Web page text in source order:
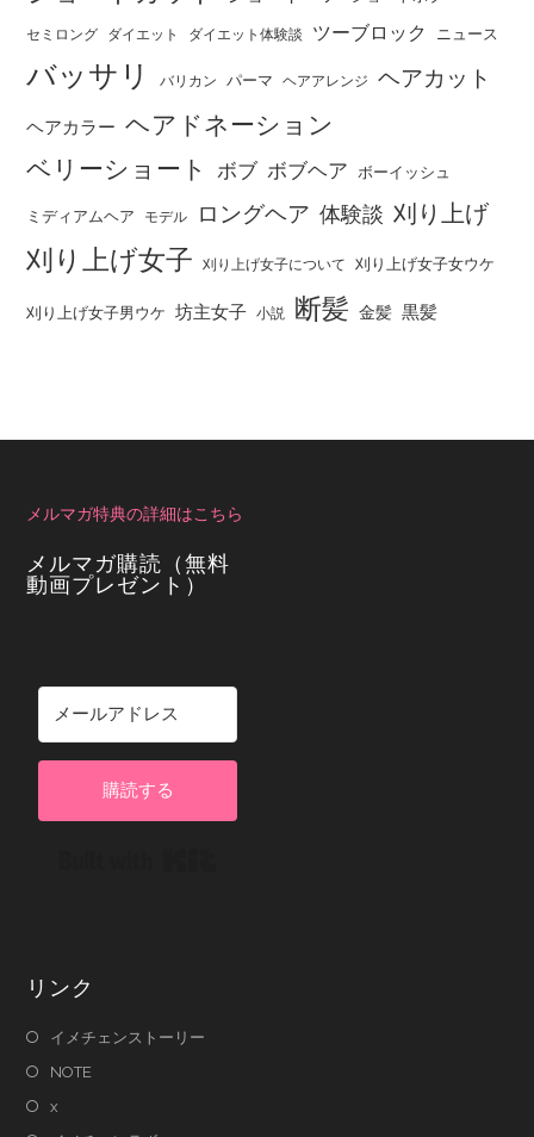
セミロング ダイエット ダイエット体験談 ツーブロック ニュース
バッサリ バリカン パーマ ヘアアレンジ ヘアカット
ヘアカラー ヘアドネーション
ベリーショート
ボブ ボブヘア ボーイッシュ
ミディアムヘア モデル ロングヘア 体験談 刈り上げ
刈り上げ女子 刈り上げ女子について 刈り上げ女子女ウケ
刈り上げ女子男ウケ 坊主女子 小説 断髪 金髪 黒髪
メルマガ特典の詳細はこちら
メルマガ購読（無料
動画プレゼント）
購読する
リンク
イメチェンストーリー
NOTE
x